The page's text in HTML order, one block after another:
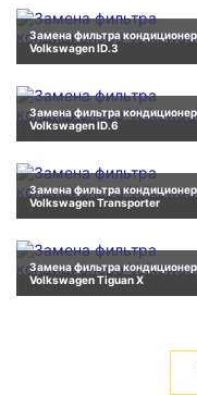
Замена фильтра
Volkswagen ID.3
Замена фильтра
Volkswagen ID.6
Замена фильтра
Volkswagen Transporter
Замена фильтра
Volkswagen Tiguan X